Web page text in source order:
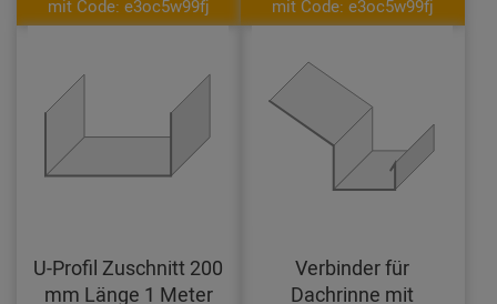
mit Code: e3oc5w99fj mit Code: e3oc5w99fj
U-Profil Zuschnitt 200
mm Länge 1 Meter
Verbinder für
Dachrinne mit